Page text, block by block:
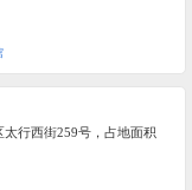
行西街259号，占地面积